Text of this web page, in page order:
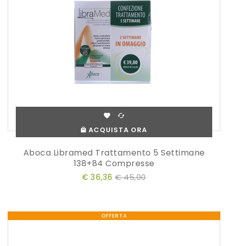
ACQUISTA ORA
Aboca Libramed Trattamento 5 Settimane
138+84 Compresse
€ 36,36 € 45,00
OFFERTA